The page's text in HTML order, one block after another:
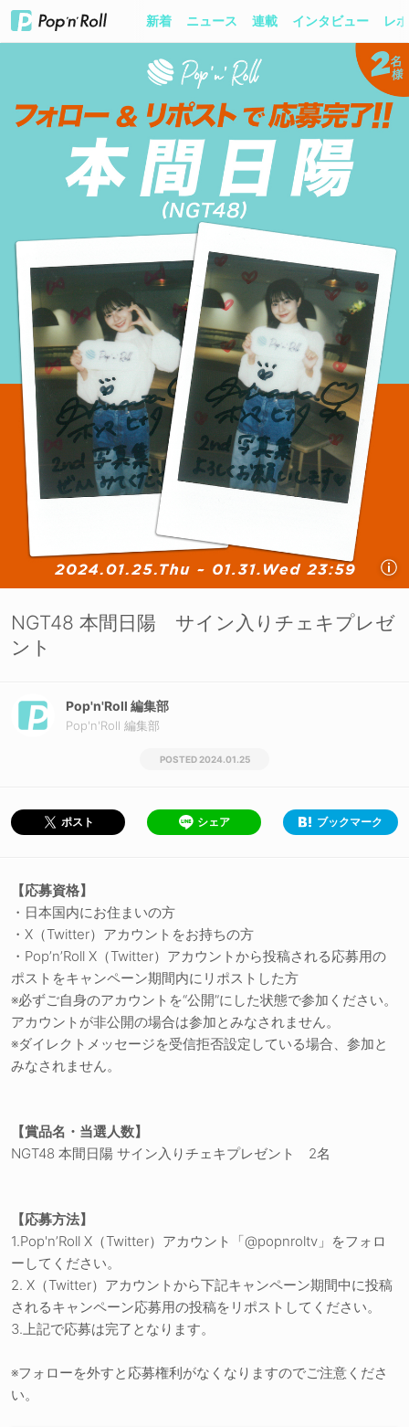
新着 ニュース 連載 インタビュー レ
NGT48 本間日陽 サイン入りチェキプレゼ
ント
Pop'n'Roll 編集部
Pop'n'Roll 編集部
2024.01.25
ポスト シェア ブックマーク
【応募資格】
・日本国内にお住まいの方
・X（Twitter）アカウントをお持ちの方
・Pop’n’Roll X（Twitter）アカウントから投稿される応募用の
ポストをキャンペーン期間内にリポストした方
※必ずご自身のアカウントを“公開”にした状態で参加ください。
アカウントが非公開の場合は参加とみなされません。
※ダイレクトメッセージを受信拒否設定している場合、参加と
みなされません。
【賞品名・当選人数】
NGT48 本間日陽 サイン入りチェキプレゼント 2名
【応募方法】
1.Pop'n’Roll X（Twitter）アカウント「@popnroltv」をフォロ
ーしてください。
2. X（Twitter）アカウントから下記キャンペーン期間中に投稿
されるキャンペーン応募用の投稿をリポストしてください。
3.上記で応募は完了となります。
※フォローを外すと応募権利がなくなりますのでご注意くださ
い。